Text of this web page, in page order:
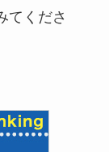
てくださ